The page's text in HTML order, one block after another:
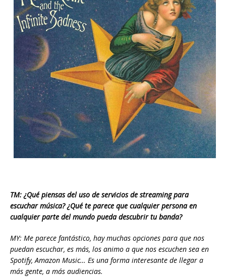
TM: ¿Qué piensas del uso de servicios de streaming para
escuchar música? ¿Qué te parece que cualquier persona en
cualquier parte del mundo pueda descubrir tu banda?
MY: Me parece fantástico, hay muchas opciones para que nos
puedan escuchar, es más, los animo a que nos escuchen sea en
Spotify, Amazon Music… Es una forma interesante de llegar a
más gente, a más audiencias.